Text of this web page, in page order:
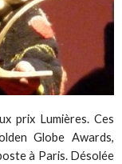
prix Lumières. Ces
Globe Awards,
à Paris. Désolée